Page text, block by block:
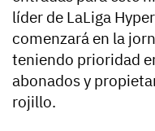
líder de LaLiga
comenzará en la
teniendo prioridad
abonados y
rojillo.